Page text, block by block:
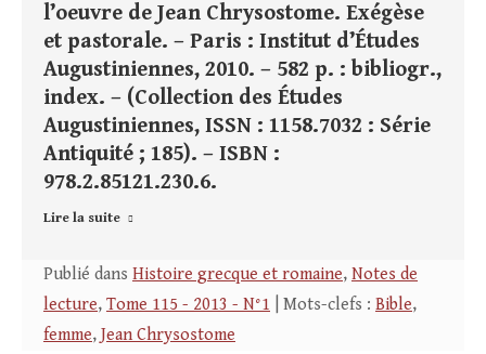
l’oeuvre de Jean Chrysostome. Exégèse
et pastorale. – Paris : Institut d’Études
Augustiniennes, 2010. – 582 p. : bibliogr.,
index. – (Collection des Études
Augustiniennes, ISSN : 1158.7032 : Série
Antiquité ; 185). – ISBN :
978.2.85121.230.6.
Lire la suite
Publié dans Histoire grecque et romaine, Notes de
lecture, Tome 115 - 2013 - N°1 | Mots-clefs : Bible,
femme, Jean Chrysostome